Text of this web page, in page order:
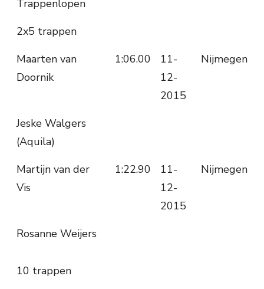
Trappenlopen
2x5 trappen
Maarten van
Doornik
1:06.00
11-
12-
2015
Nijmegen
Jeske Walgers
(Aquila)
Martijn van der
Vis
1:22.90
11-
12-
2015
Nijmegen
Rosanne Weijers
10 trappen